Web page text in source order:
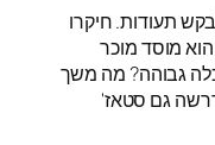
תעודות. חיקרו
מוסד מוכר
גבוהה? מה משך
גם סטאז'